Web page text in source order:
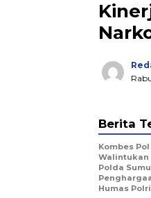
Berita
Kombes
Walintukan
Polda
Humas Polri